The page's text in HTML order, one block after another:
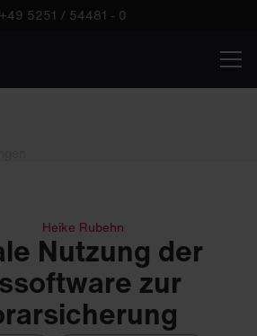
+49 5251 / 54481 - 0
Heike Rubehn
Nutzung der
zur